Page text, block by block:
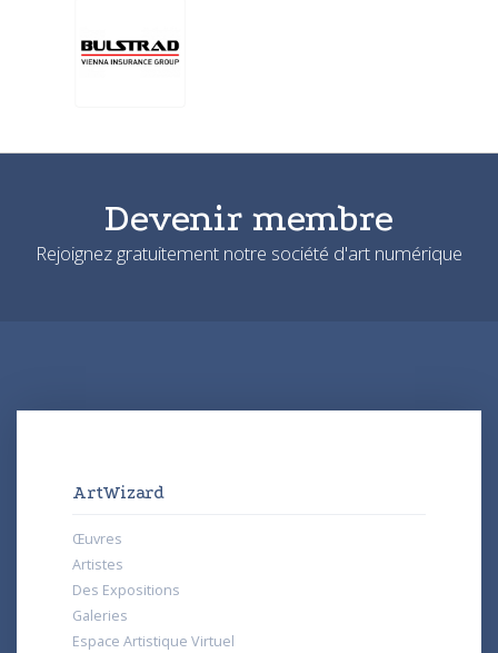
Devenir membre
Rejoignez gratuitement notre société d'art numérique
ArtWizard
Œuvres
Artistes
Des Expositions
Galeries
Espace Artistique Virtuel